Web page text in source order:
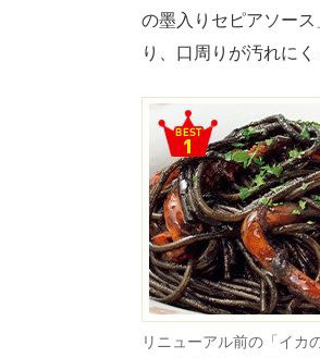
の墨入りセピアソー
り、口周りが汚れに
リニューアル前の「イカ